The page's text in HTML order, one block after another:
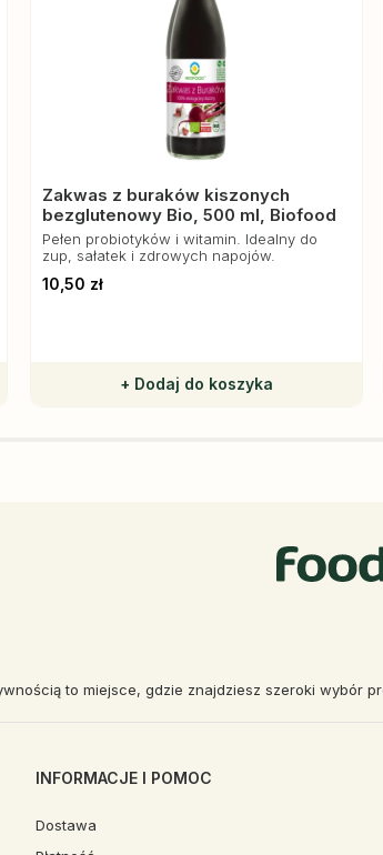
Zakwas z buraków kiszonych
bezglutenowy Bio, 500 ml, Biofood
Pełen probiotyków i witamin. Idealny do
zup, sałatek i zdrowych napojów.
10,50 zł
+ Dodaj do koszyka
to miejsce, gdzie znajdziesz szeroki wybór
INFORMACJE I POMOC
Dostawa